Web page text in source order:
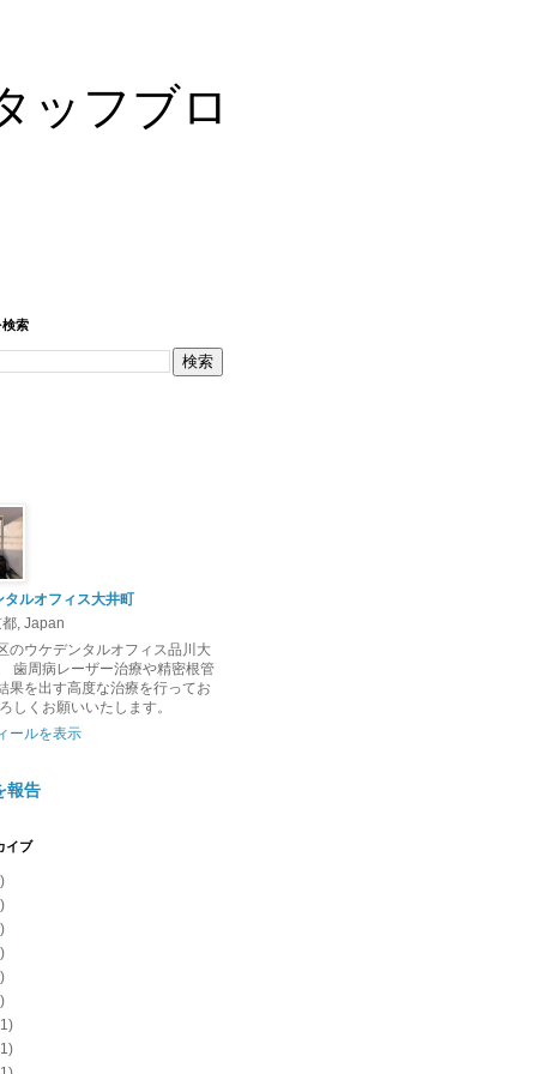
ッフブロ
検索
タルオフィス大井町
, Japan
のウケデンタルオフィス品川大
歯周病レーザー治療や精密根管
果を出す高度な治療を行ってお
しくお願いいたします。
ールを表示
報告
イブ